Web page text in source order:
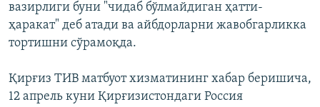
вазирлиги буни "чидаб бўлмайдиган ҳатти-
ҳаракат" деб атади ва айбдорларни жавобгарликка
тортишни сўрамоқда.
Қирғиз ТИВ матбуот хизматининг хабар беришича,
12 апрель куни Қирғизистондаги Россия